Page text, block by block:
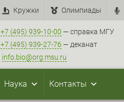
Кружки Олимпиады
+7 (495) 939-10-00 — справка МГУ
+7 (495) 939-27-76 — деканат
info.bio@org.msu.ru
Наука Контакты